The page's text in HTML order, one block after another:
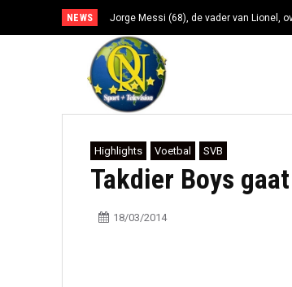
NEWS Jorge Messi (68), de vader van Lionel,
Highlights Voetbal SVB
Takdier Boys
18/03/2014